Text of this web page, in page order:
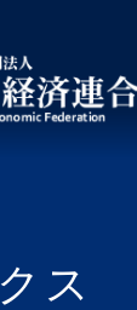
ス